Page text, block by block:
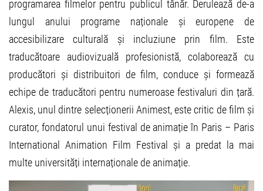
programarea filmelor pentru publicul tânăr. Derulează de-a
lungul anului programe naționale și europene de
accesibilizare culturală și incluziune prin film. Este
traducătoare audiovizuală profesionistă, colaborează cu
producători și distribuitori de film, conduce și formează
echipe de traducători pentru numeroase festivaluri din țară.
Alexis, unul dintre selecționerii Animest, este critic de film și
curator, fondatorul unui festival de animație în Paris – Paris
International Animation Film Festival și a predat la mai
multe universități internaționale de animație.